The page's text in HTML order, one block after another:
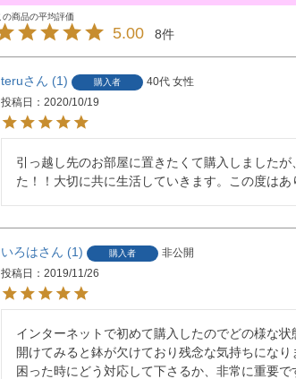
5.00 8
teru 1 購入者 40代 女性
投稿日
2020/10/19
引っ越し先のお部屋に置きたくて購入しました
た！！大切に共に生活していきます。この度はあ
いろは 1 購入者
非公開
投稿日
2019/11/26
インターネットで初めて購入したのでどの様な状
開けてみると鉢が欠けており残念な気持ちにな
困った時にどう対応して下さるか、非常に重要で